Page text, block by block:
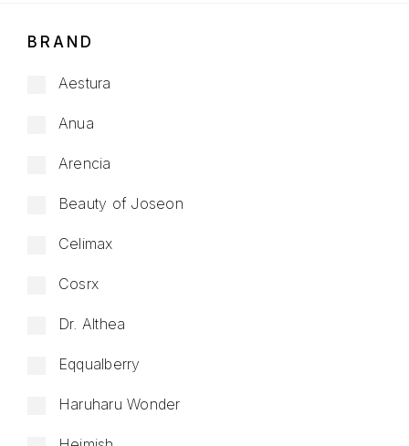
BRAND
Aestura
Anua
Arencia
Beauty of Joseon
Celimax
Cosrx
Dr. Althea
Eqqualberry
Haruharu Wonder